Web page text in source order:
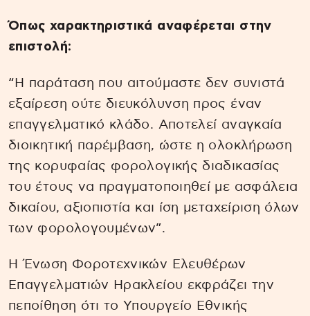
Όπως χαρακτηριστικά αναφέρεται στην
επιστολή:
“Η παράταση που αιτούμαστε δεν συνιστά
εξαίρεση ούτε διευκόλυνση προς έναν
επαγγελματικό κλάδο. Αποτελεί αναγκαία
διοικητική παρέμβαση, ώστε η ολοκλήρωση
της κορυφαίας φορολογικής διαδικασίας
του έτους να πραγματοποιηθεί με ασφάλεια
δικαίου, αξιοπιστία και ίση μεταχείριση όλων
των φορολογουμένων”.
Η Ένωση Φοροτεχνικών Ελευθέρων
Επαγγελματιών Ηρακλείου εκφράζει την
πεποίθηση ότι το Υπουργείο Εθνικής